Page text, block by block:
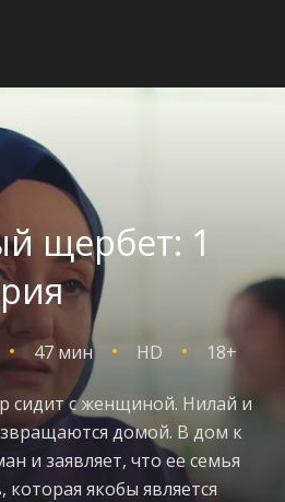
щербет: 1
47 мин HD 18+
сидит с женщиной. Нилай и
домой. В дом к
и заявляет, что ее семья
якобы является